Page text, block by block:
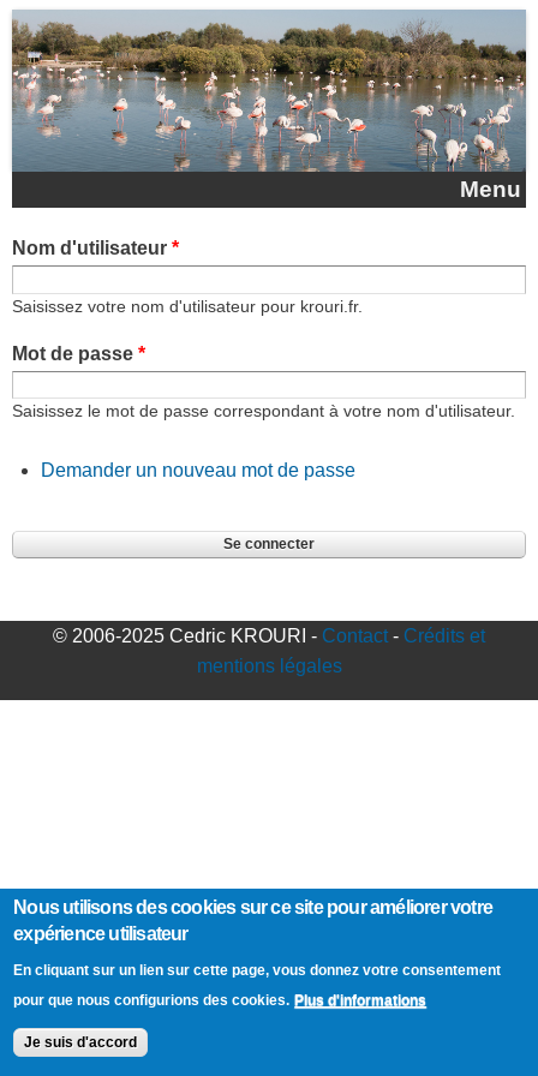
Aller au contenu principal
Menu
Nom d'utilisateur *
Saisissez votre nom d'utilisateur pour krouri.fr.
Mot de passe *
Saisissez le mot de passe correspondant à votre nom d'utilisateur.
Demander un nouveau mot de passe
© 2006-2025 Cedric KROURI - Contact - Crédits et
mentions légales
Nous utilisons des cookies sur ce site pour améliorer votre
expérience utilisateur
En cliquant sur un lien sur cette page, vous donnez votre consentement
pour que nous configurions des cookies. Plus d'informations
Je suis d'accord